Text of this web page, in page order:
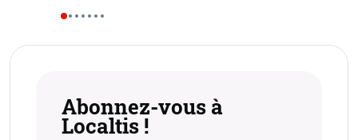
Abonnez-vous à
Localtis !